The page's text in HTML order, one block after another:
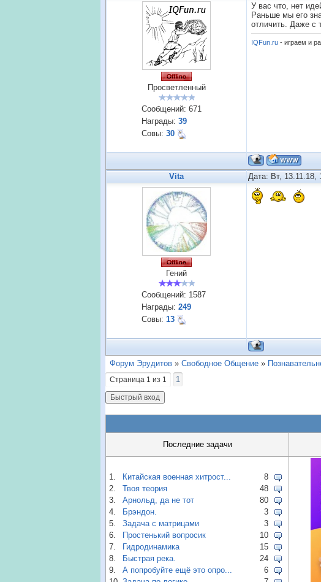
Просветленный
Сообщений: 671
Награды: 39
Совы: 30
У вас что, нет
Раньше мы его
отличить. Даже с
IQFun.ru - играем и
Vita Дата: Вт,
Гений
Сообщений: 1587
Награды: 249
Совы: 13
Форум Эрудитов » Свободное Общение »
Страница 1 из 1
1
Последние задачи
1. Китайская военная хитрост...
8
2.
Твоя теория
48
3.
Арнольд, да не тот
80
4.
Брэндон.
3
5.
Задача с матрицами
3
6.
Простенький вопросик
10
7.
Гидродинамика
15
8.
Быстрая река.
24
9.
А попробуйте ещё это опро...
6